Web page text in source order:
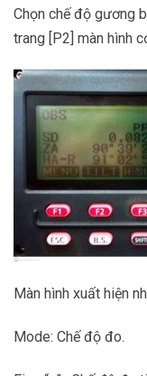
Chọn chế độ gương
trang [P2] màn hình
Màn hình xuất hiện
Mode: Chế độ đo.